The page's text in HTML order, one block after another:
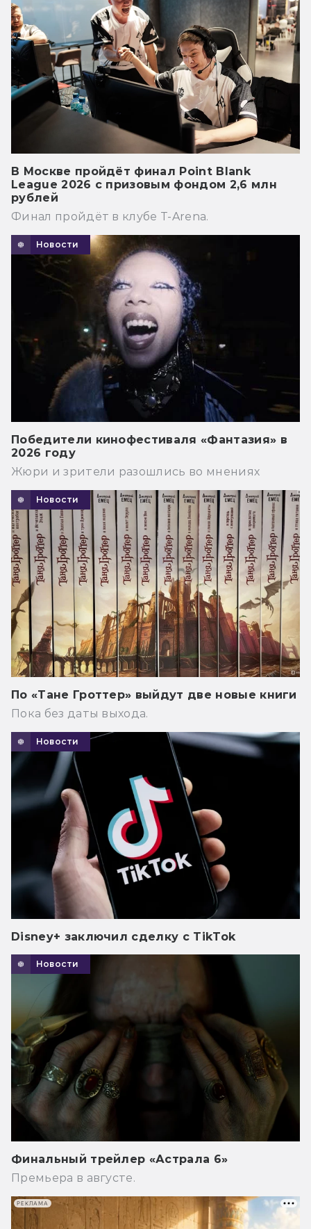
В Москве пройдёт финал Point Blank
League 2026 с призовым фондом 2,6 млн
рублей
Финал пройдёт в клубе T-Arena.
Новости
Победители кинофестиваля «Фантазия» в
2026 году
Жюри и зрители разошлись во мнениях
Новости
По «Тане Гроттер» выйдут две новые книги
Пока без даты выхода.
Новости
Disney+ заключил сделку с TikTok
Новости
Финальный трейлер «Астрала 6»
Премьера в августе.
РЕКЛАМА